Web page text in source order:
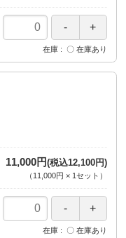
在庫 〇 在庫あり
11,000円(税込12,100円)
（ 11,000円 × 1 セット ）
在庫 〇 在庫あり